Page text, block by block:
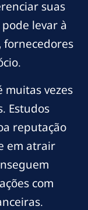
suas
levar à
fornecedores
muitas vezes
Estudos
reputação
em atrair
com